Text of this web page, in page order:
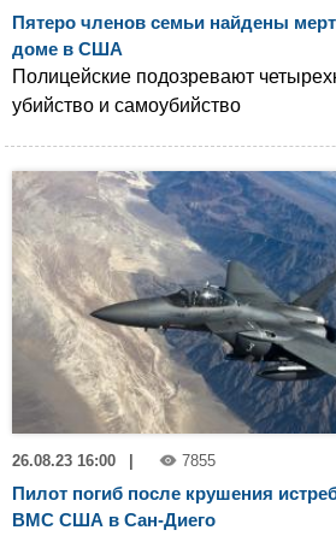
Пятеро членов семьи найдены
доме в США
Полицейские подозревают
убийство и самоубийство
26.08.23 16:00 7855
Пилот погиб после крушения
ВМС США в Сан-Диего